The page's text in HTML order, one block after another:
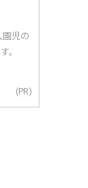
園児の
。
(PR)